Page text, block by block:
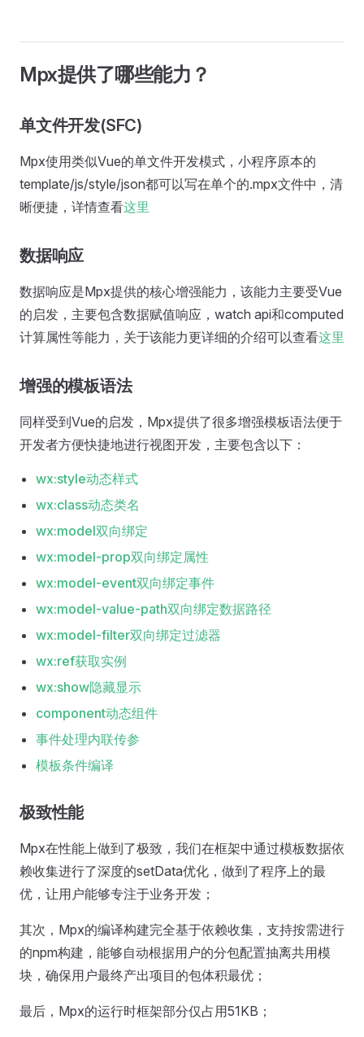
Mpx提供了哪些能力？
单文件开发(SFC)
Mpx使用类似Vue的单文件开发模式，小程序原本的
template/js/style/json都可以写在单个的.mpx文件中，清
晰便捷，详情查看这里
数据响应
数据响应是Mpx提供的核心增强能力，该能力主要受Vue
的启发，主要包含数据赋值响应，watch api和computed
计算属性等能力，关于该能力更详细的介绍可以查看这里
增强的模板语法
同样受到Vue的启发，Mpx提供了很多增强模板语法便于
开发者方便快捷地进行视图开发，主要包含以下：
wx:style动态样式
wx:class动态类名
wx:model双向绑定
wx:model-prop双向绑定属性
wx:model-event双向绑定事件
wx:model-value-path双向绑定数据路径
wx:model-filter双向绑定过滤器
wx:ref获取实例
wx:show隐藏显示
component动态组件
事件处理内联传参
模板条件编译
极致性能
Mpx在性能上做到了极致，我们在框架中通过模板数据依
赖收集进行了深度的setData优化，做到了程序上的最
优，让用户能够专注于业务开发；
其次，Mpx的编译构建完全基于依赖收集，支持按需进行
的npm构建，能够自动根据用户的分包配置抽离共用模
块，确保用户最终产出项目的包体积最优；
最后，Mpx的运行时框架部分仅占用51KB；